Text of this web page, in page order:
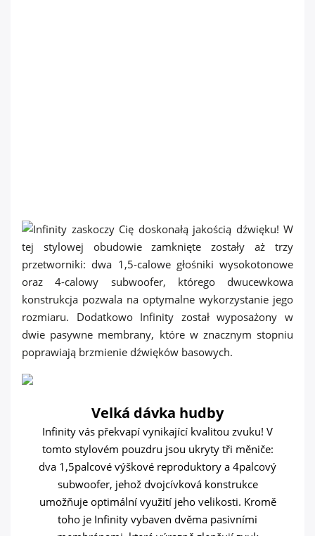
Velká dávka hudby
Infinity vás překvapí vynikající kvalitou zvuku! V
tomto stylovém pouzdru jsou ukryty tři měniče:
dva 1,5palcové výškové reproduktory a 4palcový
subwoofer, jehož dvojcívková konstrukce
umožňuje optimální využití jeho velikosti. Kromě
toho je Infinity vybaven dvěma pasivními